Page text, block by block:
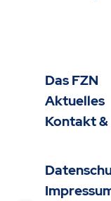
Das FZN
Aktuelles
Kontakt &